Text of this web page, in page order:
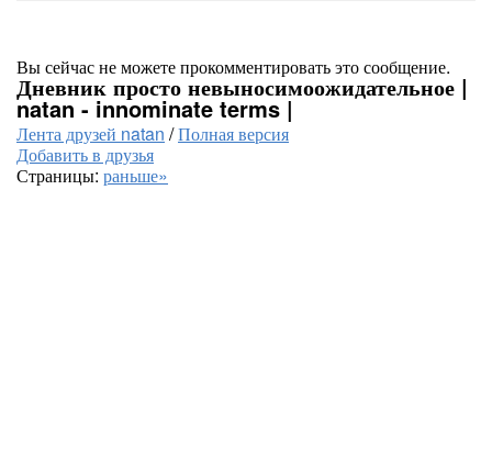
Вы сейчас не можете прокомментировать это сообщение.
Дневник просто невыносимоожидательное |
natan - innominate terms |
Лента друзей natan /Полная версия
Добавить в друзья
Страницы: раньше»